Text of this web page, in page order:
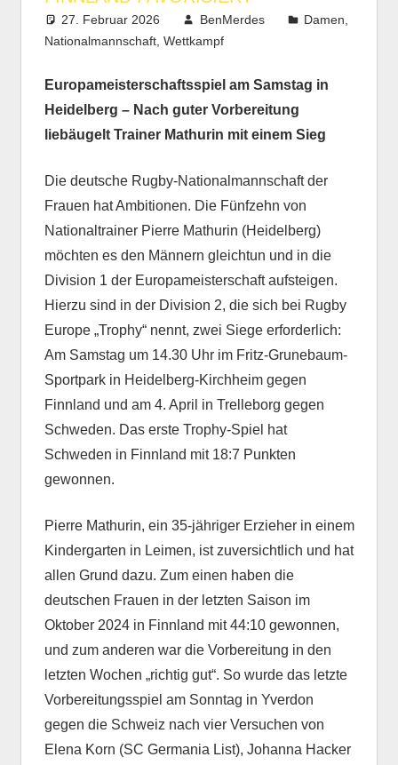
27. Februar 2026 BenMerdes Damen
Nationalmannschaft, Wettkampf
Europameisterschaftsspiel am Samstag in
Heidelberg – Nach guter Vorbereitung
liebäugelt Trainer Mathurin mit einem Sieg
Die deutsche Rugby-Nationalmannschaft der
Frauen hat Ambitionen. Die Fünfzehn von
Nationaltrainer Pierre Mathurin (Heidelberg)
möchten es den Männern gleichtun und in die
Division 1 der Europameisterschaft aufsteigen.
Hierzu sind in der Division 2, die sich bei Rugby
Europe „Trophy“ nennt, zwei Siege erforderlich:
Am Samstag um 14.30 Uhr im Fritz-Grunebaum-
Sportpark in Heidelberg-Kirchheim gegen
Finnland und am 4. April in Trelleborg gegen
Schweden. Das erste Trophy-Spiel hat
Schweden in Finnland mit 18:7 Punkten
gewonnen.
Pierre Mathurin, ein 35-jähriger Erzieher in einem
Kindergarten in Leimen, ist zuversichtlich und hat
allen Grund dazu. Zum einen haben die
deutschen Frauen in der letzten Saison im
Oktober 2024 in Finnland mit 44:10 gewonnen,
und zum anderen war die Vorbereitung in den
letzten Wochen „richtig gut“. So wurde das letzte
Vorbereitungsspiel am Sonntag in Yverdon
gegen die Schweiz nach vier Versuchen von
Elena Korn (SC Germania List), Johanna Hacker